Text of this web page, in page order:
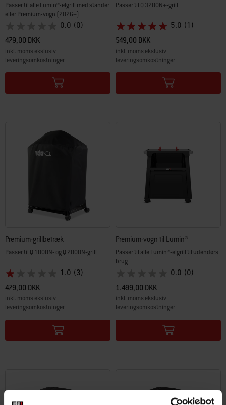
Passer til alle Lumin®-elgrill med stander
eller Premium-vogn (2026+)
0.0 (0)
479,00 DKK
inkl. moms ekslusiv
leveringsomkostninger
Color Options
Passer til Q 3200N+-grill
5.0 (1)
549,00 DKK
inkl. moms ekslusiv
leveringsomkostninger
Color Options
Premium-grillbetræk
Passer til Q 1000N- og Q 2000N-grill
1.0 (3)
479,00 DKK
inkl. moms ekslusiv
leveringsomkostninger
Color Options
Premium-vogn til Lumin®
Passer til alle Lumin®-elgrill til udendørs
brug
0.0 (0)
1.499,00 DKK
inkl. moms ekslusiv
leveringsomkostninger
Color Options